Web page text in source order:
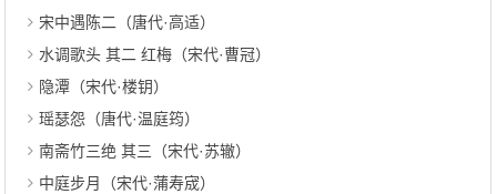
宋中遇陈二（唐代·高适）
水调歌头 其二 红梅（宋代·曹冠）
隐潭（宋代·楼钥）
瑶瑟怨（唐代·温庭筠）
南斋竹三绝 其三（宋代·苏辙）
中庭步月（宋代·蒲寿宬）